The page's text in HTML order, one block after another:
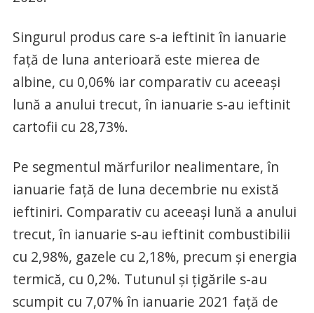
Singurul produs care s-a ieftinit în ianuarie
faţă de luna anterioară este mierea de
albine, cu 0,06% iar comparativ cu aceeaşi
lună a anului trecut, în ianuarie s-au ieftinit
cartofii cu 28,73%.
Pe segmentul mărfurilor nealimentare, în
ianuarie faţă de luna decembrie nu există
ieftiniri. Comparativ cu aceeaşi lună a anului
trecut, în ianuarie s-au ieftinit combustibilii
cu 2,98%, gazele cu 2,18%, precum şi energia
termică, cu 0,2%. Tutunul şi ţigările s-au
scumpit cu 7,07% în ianuarie 2021 faţă de